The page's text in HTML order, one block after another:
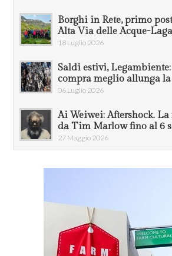
Borghi in Rete, primo
Alta Via delle Acque-
18 Luglio 2026
Saldi estivi,
compra meglio allunga
06 Luglio 2026
Ai Weiwei: Aftershock.
da Tim Marlow fino al 6
27 Maggio 2026